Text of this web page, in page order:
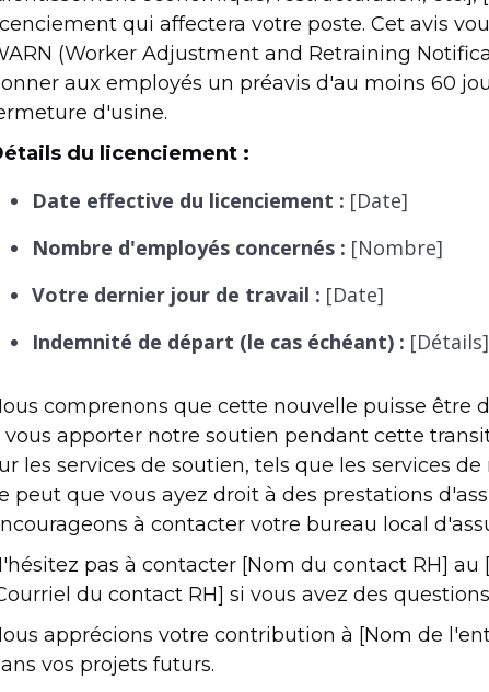
qui affectera votre poste. Cet avis
(Worker Adjustment and Retraining
aux employés un préavis d'au moins 60
d'usine.
du licenciement :
Date effective du licenciement : [Date]
Nombre d'employés concernés : [Nombre]
Votre dernier jour de travail : [Date]
Indemnité de départ (le cas échéant) : [Détails]
comprenons que cette nouvelle puisse être
vous apporter notre soutien pendant cette
les services de soutien, tels que les services
peut que vous ayez droit à des prestations
à contacter votre bureau local
pas à contacter [Nom du contact RH]
du contact RH] si vous avez des
apprécions votre contribution à [Nom de
vos projets futurs.